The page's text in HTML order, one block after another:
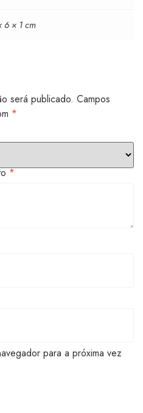
6 × 1 cm
será publicado. Campos
*
*
para a próxima vez